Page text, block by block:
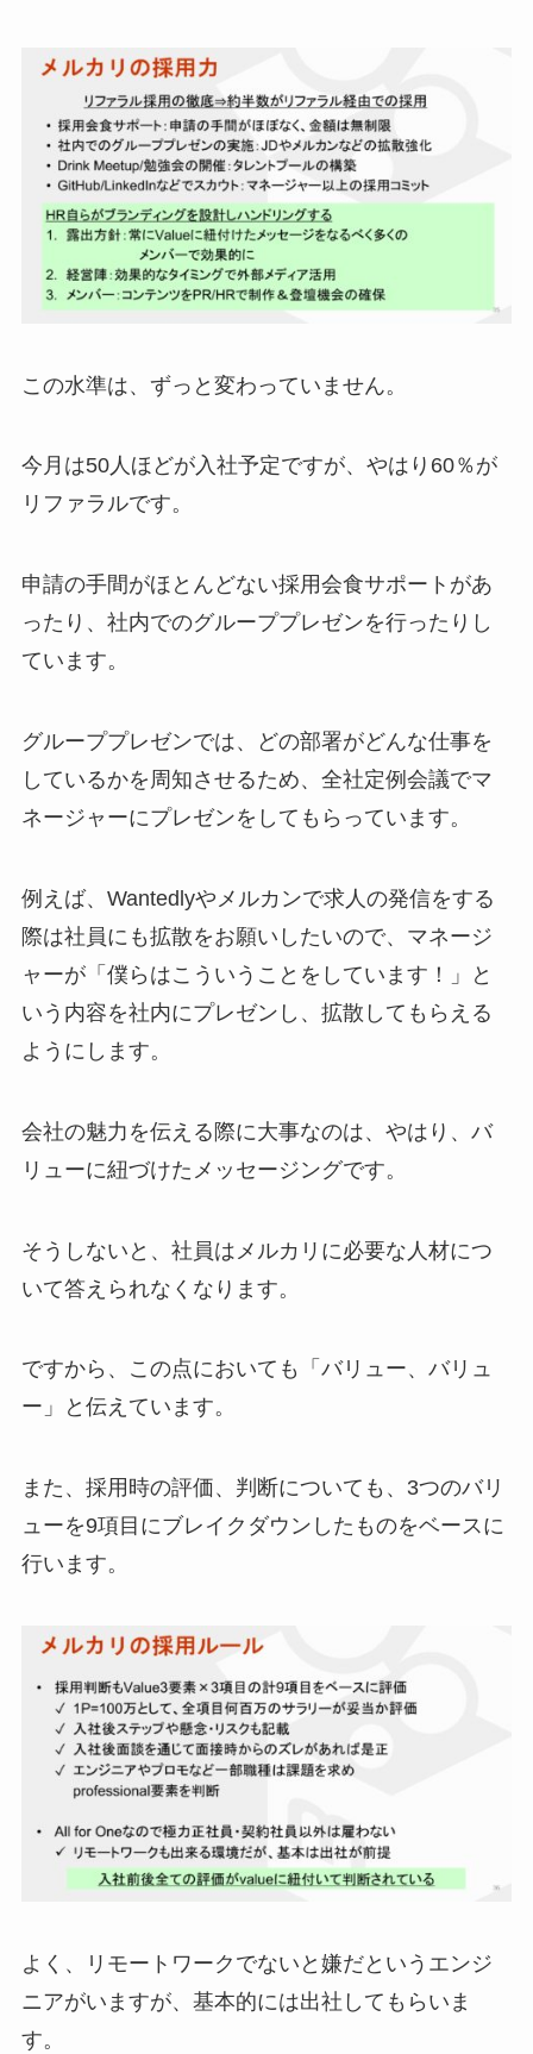
この水準は、ずっと変わっていません。
今月は50人ほどが入社予定ですが、やはり60％が
リファラルです。
申請の手間がほとんどない採用会食サポートがあ
ったり、社内でのグループプレゼンを行ったりし
ています。
グループプレゼンでは、どの部署がどんな仕事を
しているかを周知させるため、全社定例会議でマ
ネージャーにプレゼンをしてもらっています。
例えば、Wantedlyやメルカンで求人の発信をする
際は社員にも拡散をお願いしたいので、マネージ
ャーが「僕らはこういうことをしています！」と
いう内容を社内にプレゼンし、拡散してもらえる
ようにします。
会社の魅力を伝える際に大事なのは、やはり、バ
リューに紐づけたメッセージングです。
そうしないと、社員はメルカリに必要な人材につ
いて答えられなくなります。
ですから、この点においても「バリュー、バリュ
ー」と伝えています。
また、採用時の評価、判断についても、3つのバリ
ューを9項目にブレイクダウンしたものをベースに
行います。
よく、リモートワークでないと嫌だというエンジ
ニアがいますが、基本的には出社してもらいま
す。